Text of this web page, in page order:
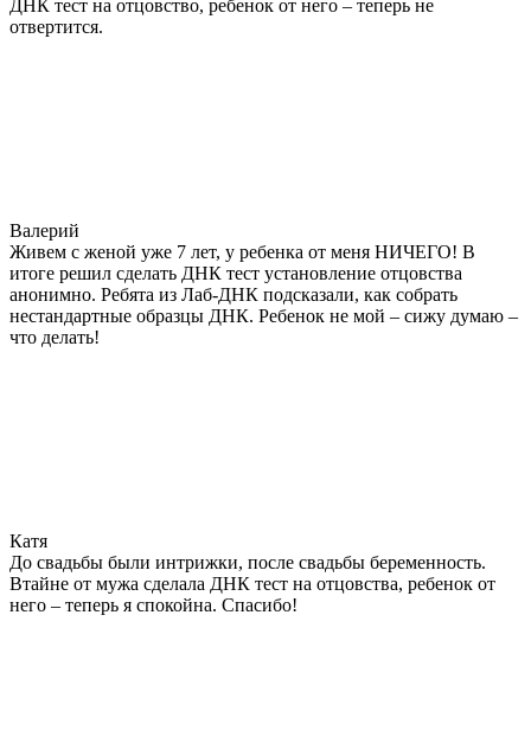
ДНК тест на отцовство, ребенок от него – теперь не
отвертится.
Валерий
Живем с женой уже 7 лет, у ребенка от меня НИЧЕГО! В
итоге решил сделать ДНК тест установление отцовства
анонимно. Ребята из Лаб-ДНК подсказали, как собрать
нестандартные образцы ДНК. Ребенок не мой – сижу думаю –
что делать!
Катя
До свадьбы были интрижки, после свадьбы беременность.
Втайне от мужа сделала ДНК тест на отцовства, ребенок от
него – теперь я спокойна. Спасибо!